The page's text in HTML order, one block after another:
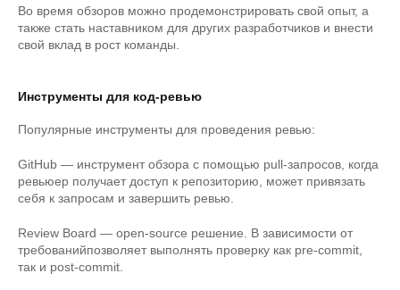
Во время обзоров можно продемонстрировать свой опыт, а
также стать наставником для других разработчиков и внести
свой вклад в рост команды.
Инструменты для код-ревью
Популярные инструменты для проведения ревью:
GitHub — инструмент обзора с помощью pull-запросов, когда
ревьюер получает доступ к репозиторию, может привязать
себя к запросам и завершить ревью.
Review Board — open-source решение. В зависимости от
требованийпозволяет выполнять проверку как pre-commit,
так и post-commit.